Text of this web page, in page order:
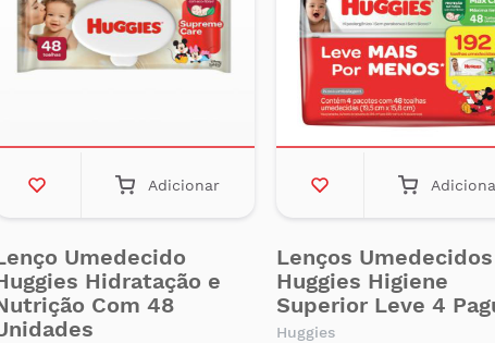
Adicionar
Umedecido
Hidratação e
Com 48
Lenços Umedecidos
Huggies Higiene
Superior Leve 4
Huggies